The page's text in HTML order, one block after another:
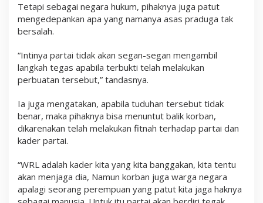
Tetapi sebagai negara hukum, pihaknya juga patut
mengedepankan apa yang namanya asas praduga tak
bersalah.
“Intinya partai tidak akan segan-segan mengambil
langkah tegas apabila terbukti telah melakukan
perbuatan tersebut,” tandasnya.
Ia juga mengatakan, apabila tuduhan tersebut tidak
benar, maka pihaknya bisa menuntut balik korban,
dikarenakan telah melakukan fitnah terhadap partai dan
kader partai.
“WRL adalah kader kita yang kita banggakan, kita tentu
akan menjaga dia, Namun korban juga warga negara
apalagi seorang perempuan yang patut kita jaga haknya